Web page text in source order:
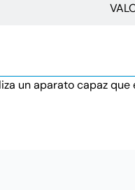
un aparato capaz